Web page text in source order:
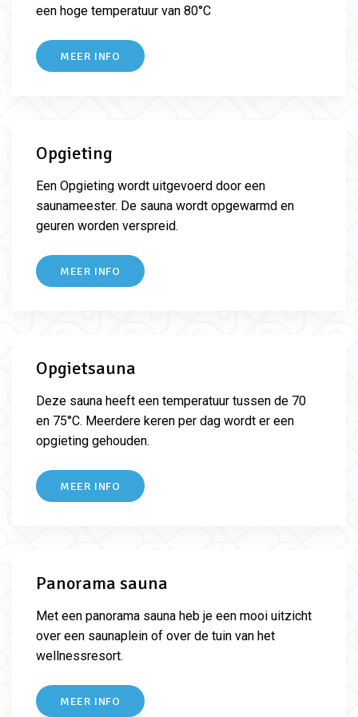
een hoge temperatuur van 80°C
MEER INFO
Opgieting
Een Opgieting wordt uitgevoerd door een
saunameester. De sauna wordt opgewarmd en
geuren worden verspreid.
MEER INFO
Opgietsauna
Deze sauna heeft een temperatuur tussen de 70
en 75°C. Meerdere keren per dag wordt er een
opgieting gehouden.
MEER INFO
Panorama sauna
Met een panorama sauna heb je een mooi uitzicht
over een saunaplein of over de tuin van het
wellnessresort.
MEER INFO